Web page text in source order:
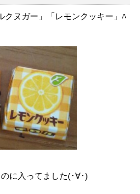
クヌガー」「レモンクッキー」ﾊ
に入ってました(･∀･)